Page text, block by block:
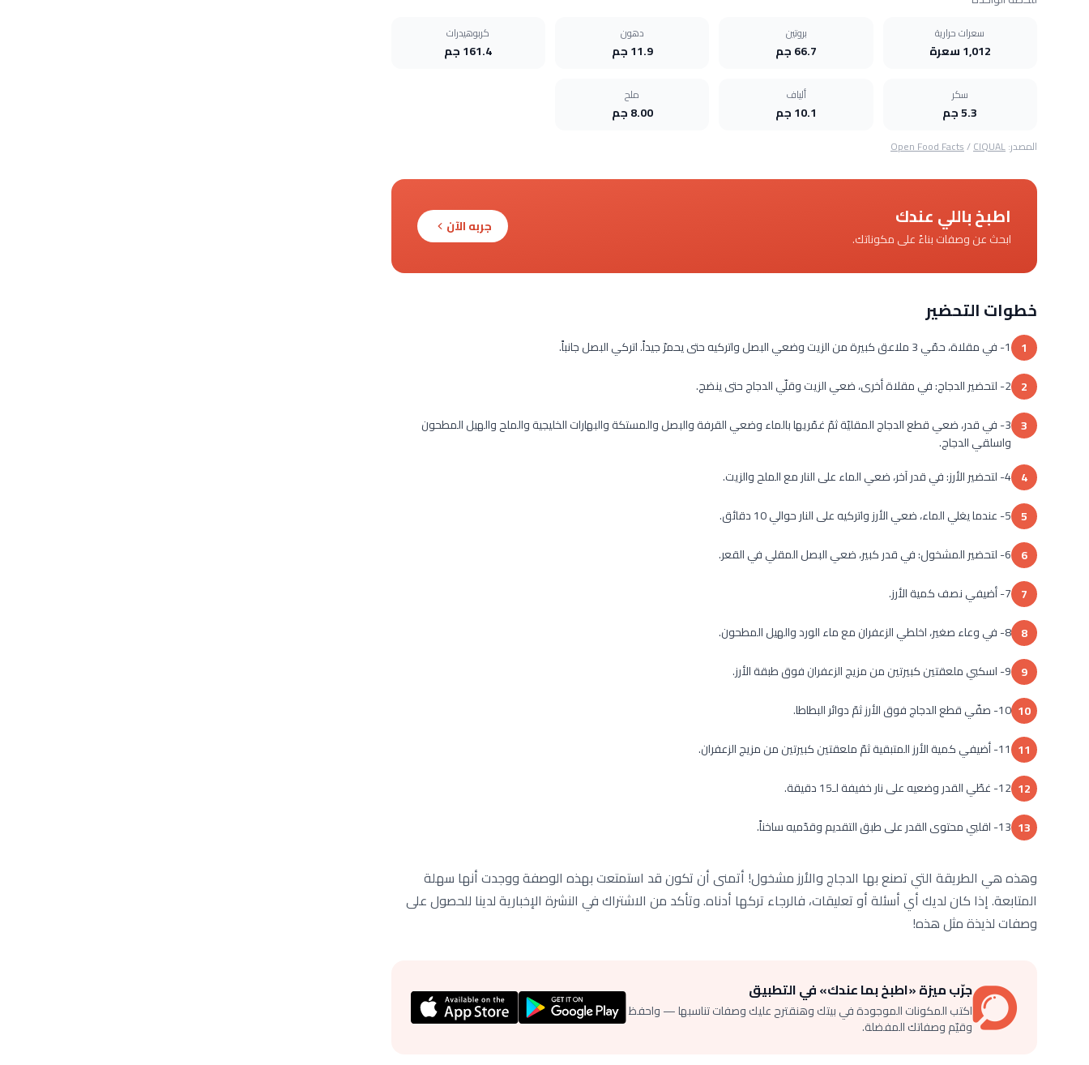
سعرات حرارية
1,012 سعرة
بروتين
66.7 جم
دهون
11.9 جم
كربوهيدرات
161.4 جم
سكر
5.3 جم
ألياف
10.1 جم
ملح
8.00 جم
المصدر: Open Food Facts/CIQUAL
اطبخ باللي عندك
ابحث عن وصفات بناءً على مكوناتك.
جربه الآن
خطوات التحضير
1
1- في مقلاة، حمّي 3 ملاعق كبيرة من الزيت وضعي البصل واتركيه حتى يحمرّ جيداً. اتركي البصل جانباً.
2 2- لتحضير الدجاج: في مقلاة أخرى، ضعي الزيت وقلّي الدجاج حتى ينضج.
3
3- في قدر، ضعي قطع الدجاج المقليّة ثمّ غمّريها بالماء وضعي القرفة والبصل والمستكة والبهارات الخليجية والملح والهيل المطحون
واسلقي الدجاج.
4 4- لتحضير الأرز: في قدر آخر، ضعي الماء على النار مع الملح والزيت.
5 5- عندما يغلي الماء، ضعي الأرز واتركيه على النار حوالي 10 دقائق.
6 6- لتحضير المشخول: في قدر كبير، ضعي البصل المقلي في القعر.
7 7- أضيفي نصف كمية الأرز.
8 8- في وعاء صغير، اخلطي الزعفران مع ماء الورد والهيل المطحون.
9 9- اسكبي ملعقتين كبيرتين من مزيج الزعفران فوق طبقة الأرز.
10 10- صفّي قطع الدجاج فوق الأرز ثمّ دوائر البطاطا.
11 11- أضيفي كمية الأرز المتبقية ثمّ ملعقتين كبيرتين من مزيج الزعفران.
12 12- غطّي القدر وضعيه على نار خفيفة لـ15 دقيقة.
13 13- اقلبي محتوى القدر على طبق التقديم وقدّميه ساخناً.
وهذه هي الطريقة التي تصنع بها الدجاج والأرز مشخول! أتمنى أن تكون قد استمتعت بهذه الوصفة ووجدت أنها سهلة
المتابعة. إذا كان لديك أي أسئلة أو تعليقات، فالرجاء تركها أدناه. وتأكد من الاشتراك في النشرة الإخبارية لدينا للحصول على
وصفات لذيذة مثل هذه!
جرّب ميزة «اطبخ بما عندك» في التطبيق
اكتب المكونات الموجودة في بيتك وهنقترح عليك وصفات تناسبها — واحفظ
وقيّم وصفاتك المفضلة.